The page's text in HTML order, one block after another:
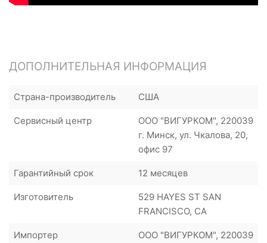
ДОПОЛНИТЕЛЬНАЯ ИНФОРМАЦИЯ
Страна-производитель США
Сервисный центр
ООО "ВИГУРКОМ", 220039
г. Минск, ул. Чкалова, 20,
офис 97
Гарантийный срок 12 месяцев
Изготовитель
529 HAYES ST SAN
FRANCISCO, CA
Импортер ООО "ВИГУРКОМ", 220039